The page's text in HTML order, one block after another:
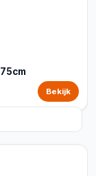
Bekijk